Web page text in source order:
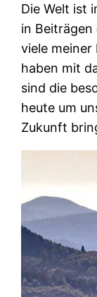
Die Welt ist
in Beiträgen
viele meiner
haben mit
sind die
heute um
Zukunft